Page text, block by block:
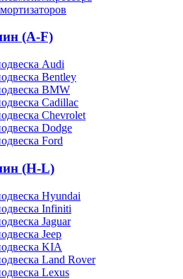
(A-F)
Audi
Bentley
BMW
Cadillac
Chevrolet
Dodge
Ford
(H-L)
Hyundai
Infiniti
Jaguar
Jeep
KIA
Land Rover
Lexus